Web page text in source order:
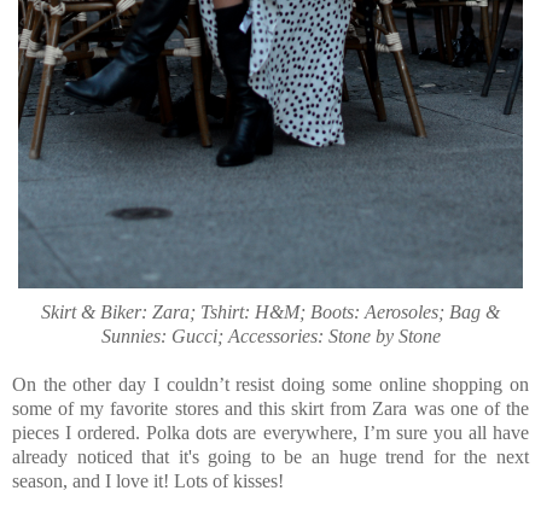
Skirt & Biker: Zara; Tshirt: H&M; Boots: Aerosoles; Bag &
Sunnies: Gucci; Accessories: Stone by Stone
On the other day I couldn’t resist doing some online shopping on
some of my favorite stores and this skirt from Zara was one of the
pieces I ordered. Polka dots are everywhere, I’m sure you all have
already noticed that it's going to be an huge trend for the next
season, and I love it! Lots of kisses!